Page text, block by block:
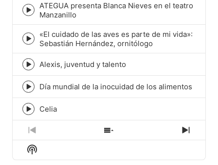
Episode
play
icon
ATEGUA presenta Blanca Nieves en el teatro
Manzanillo
Episode
play
icon
«El cuidado de las aves es parte de mi vida»:
Sebastián Hernández, ornitólogo
Episode
play
icon
Alexis, juventud y talento
Episode
play
icon
Día mundial de la inocuidad de los alimentos
Episode
play
icon
Celia
Previous
Episode
Show
Episodes
Next
Show
Podcast